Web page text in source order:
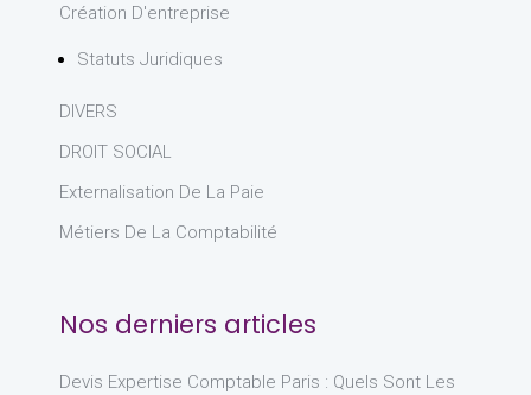
Création D'entreprise
Statuts Juridiques
DIVERS
DROIT SOCIAL
Externalisation De La Paie
Métiers De La Comptabilité
Nos derniers articles
Devis Expertise Comptable Paris : Quels Sont Les